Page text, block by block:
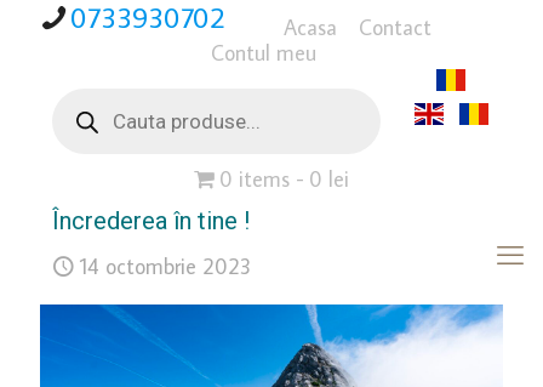
0733930702 Acasa
Contact
Contul meu
search
0 items 0 lei
Încrederea în tine !
14 octombrie 2023